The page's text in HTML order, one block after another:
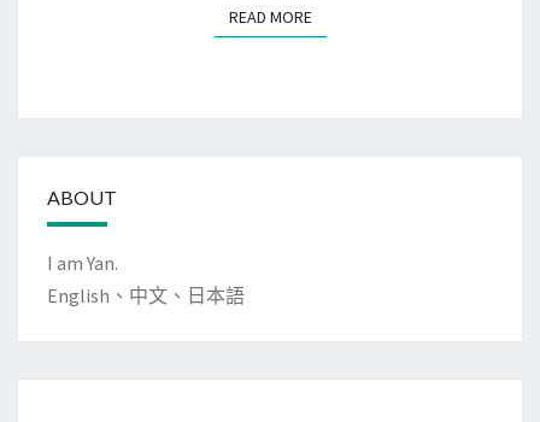
文
READ MOREREAD MORE
ABOUT
I am Yan.
English、中文、日本語